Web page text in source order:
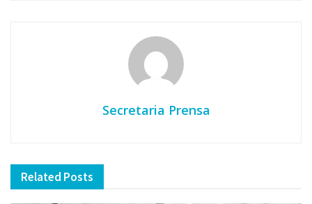
Secretaria Prensa
Related Posts